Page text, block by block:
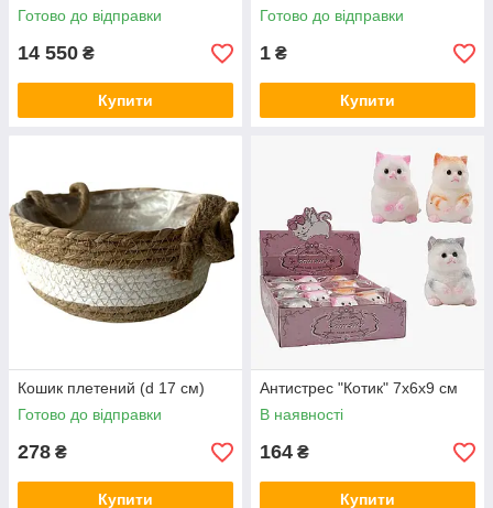
Готово до відправки
14 550 ₴
Купити
Готово до відправки
1 ₴
Купити
Кошик плетений (d 17 см)
Готово до відправки
278 ₴
Купити
Антистрес "Котик" 7х6х9 см
В наявності
164 ₴
Купити